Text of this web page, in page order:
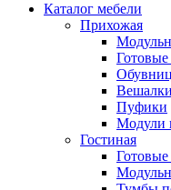
Каталог мебели
Прихожая
Вешалки
Пуфики
Модули
Гостиная